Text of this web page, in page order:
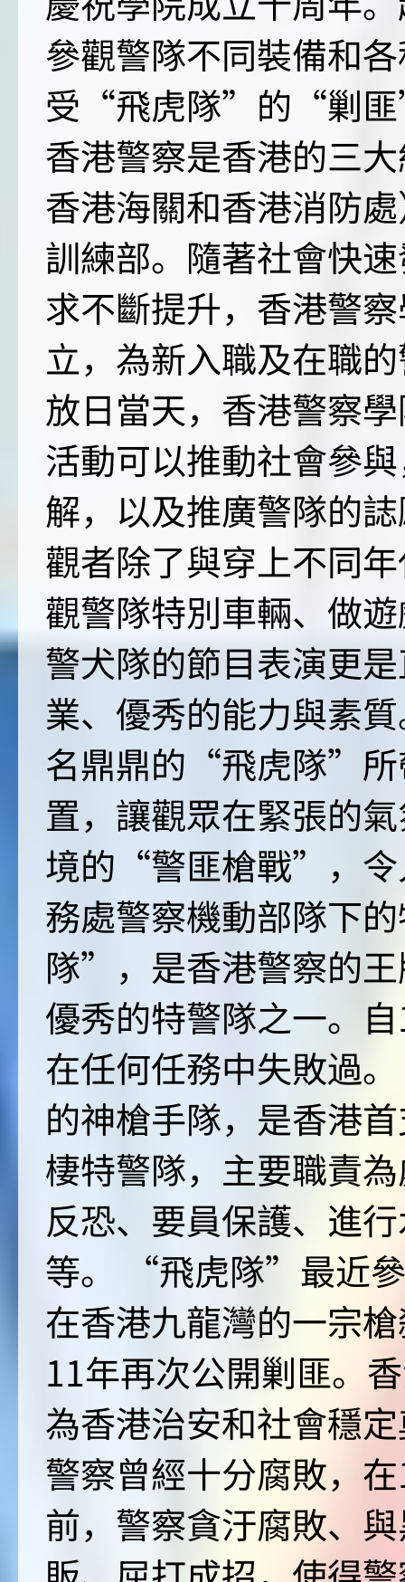
參觀警隊不同裝備和
受“飛虎隊”的“剿匪
香港警察是香港的三
香港海關和香港消防
訓練部。隨著社會快
求不斷提升，香港警
立，為新入職及在職
放日當天，香港警察
活動可以推動社會參
解，以及推廣警隊的
觀者除了與穿上不同
觀警隊特別車輛、做
警犬隊的節目表演更
業、優秀的能力與素
名鼎鼎的“飛虎隊”所
置，讓觀眾在緊張的
境的“警匪槍戰”，令
務處警察機動部隊下
隊”，是香港警察的
優秀的特警隊之一。
在任何任務中失敗過
的神槍手隊，是香港
棲特警隊，主要職責
反恐、要員保護、進
等。 “飛虎隊”最近
在香港九龍灣的一宗
11年再次公開剿匪。
為香港治安和社會穩
警察曾經十分腐敗，
前，警察貪汙腐敗、